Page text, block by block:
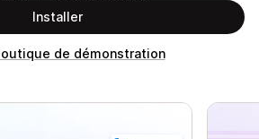
Installer
de démonstration